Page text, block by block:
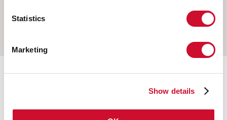
Statistics
Marketing
Show details
108677.01